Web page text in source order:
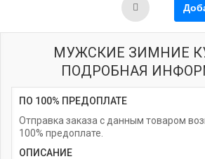
МУЖСКИЕ ЗИМНИЕ
ПОДРОБНАЯ
ПО 100% ПРЕДОПЛАТЕ
Отправка заказа с данным товаром
100% предоплате.
ОПИСАНИЕ